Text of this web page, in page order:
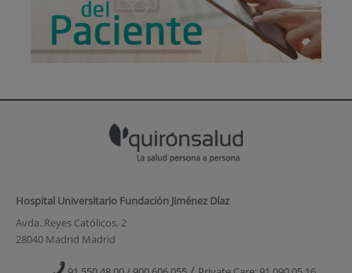
Hospital Universitario Fundación Jiménez Díaz
Avda. Reyes Católicos, 2
28040 Madrid Madrid